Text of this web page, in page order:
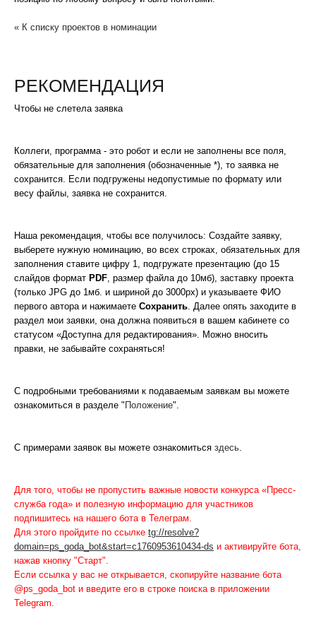
« К списку проектов в номинации
РЕКОМЕНДАЦИЯ
Чтобы не слетела заявка
Коллеги, программа - это робот и если не заполнены все поля,
обязательные для заполнения (обозначенные *), то заявка не
сохранится. Если подгружены недопустимые по формату или
весу файлы, заявка не сохранится.
Наша рекомендация, чтобы все получилось: Создайте заявку,
выберете нужную номинацию, во всех строках, обязательных для
заполнения ставите цифру 1, подгружате презентацию (до 15
слайдов формат PDF , размер файла до 10мб), заставку проекта
(только JPG до 1мб. и шириной до 3000px) и указываете ФИО
первого автора и нажимаете Сохранить . Далее опять заходите в
раздел мои заявки, она должна появиться в вашем кабинете со
статусом «Доступна для редактирования». Можно вносить
правки, не забывайте сохраняться!
С подробными требованиями к подаваемым заявкам вы можете
ознакомиться в разделе "Положение".
С примерами заявок вы можете ознакомиться здесь
Для того, чтобы не пропустить важные новости конкурса «Пресс-
служба года» и полезную информацию для участников
подпишитесь на нашего бота в Телеграм.
Для этого пройдите по ссылке tg://resolve?
domain=ps_goda_bot&start=c1760953610434-ds и активируйте бота,
нажав кнопку "Старт".
Если ссылка у вас не открывается, скопируйте название бота
@ps_goda_bot и введите его в строке поиска в приложении
Telegram.